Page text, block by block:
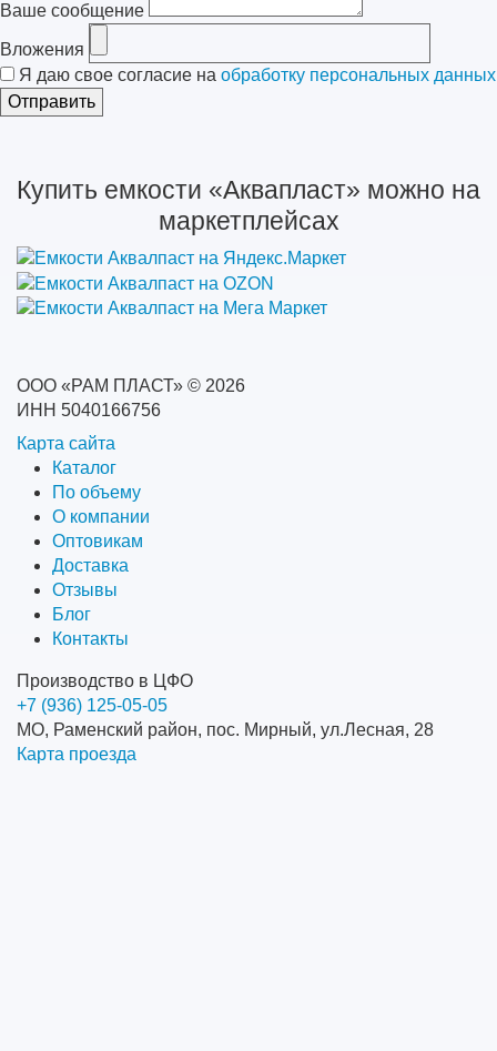
Ваше сообщение
Вложения
Я даю свое согласие на обработку персональных данных
Купить емкости «Аквапласт» можно на
маркетплейсах
ООО «РАМ ПЛАСТ» © 2026
ИНН 5040166756
Карта сайта
Каталог
По объему
О компании
Оптовикам
Доставка
Отзывы
Блог
Контакты
Производство в ЦФО
+7 (936) 125-05-05
МО, Раменский район, пос. Мирный, ул.Лесная, 28
Карта проезда